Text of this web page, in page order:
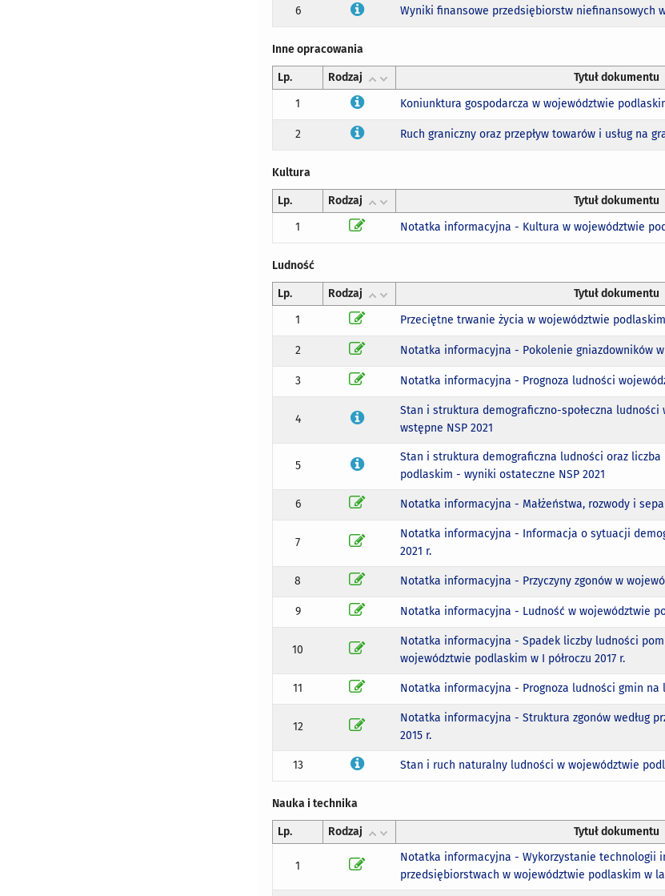
6 Wyniki finansowe przedsiębiorstw niefinansowych
Inne opracowania
Lp. Rodzaj Tytuł dokumentu
1
Koniunktura gospodarcza w województwie
2 Ruch graniczny oraz przepływ towarów i usług na
Kultura
Lp. Rodzaj Tytuł dokumentu
1
Notatka informacyjna - Kultura w województwie
Ludność
Lp. Rodzaj Tytuł dokumentu
1
Przeciętne trwanie życia w województwie
2 Notatka informacyjna - Pokolenie gniazdowników
3 Notatka informacyjna - Prognoza ludności
4
Stan i struktura demograficzno-społeczna
wstępne NSP 2021
5
Stan i struktura demograficzna ludności oraz
podlaskim - wyniki ostateczne NSP 2021
6 Notatka informacyjna - Małżeństwa, rozwody i
7
Notatka informacyjna - Informacja o sytuacji
2021 r.
8 Notatka informacyjna - Przyczyny zgonów w
9 Notatka informacyjna - Ludność w województwie
10
Notatka informacyjna - Spadek liczby ludności
województwie podlaskim w I półroczu 2017 r.
11 Notatka informacyjna - Prognoza ludności gmin na
12
Notatka informacyjna - Struktura zgonów według
2015 r.
13 Stan i ruch naturalny ludności w województwie
Nauka i technika
Lp. Rodzaj Tytuł dokumentu
1
Notatka informacyjna - Wykorzystanie technologii
przedsiębiorstwach w województwie podlaskim w